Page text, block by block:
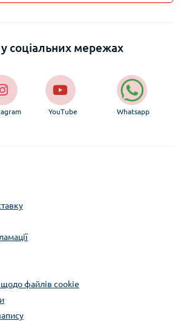
щодо файлів cookie
соціальних мережах
YouTube Whatsapp